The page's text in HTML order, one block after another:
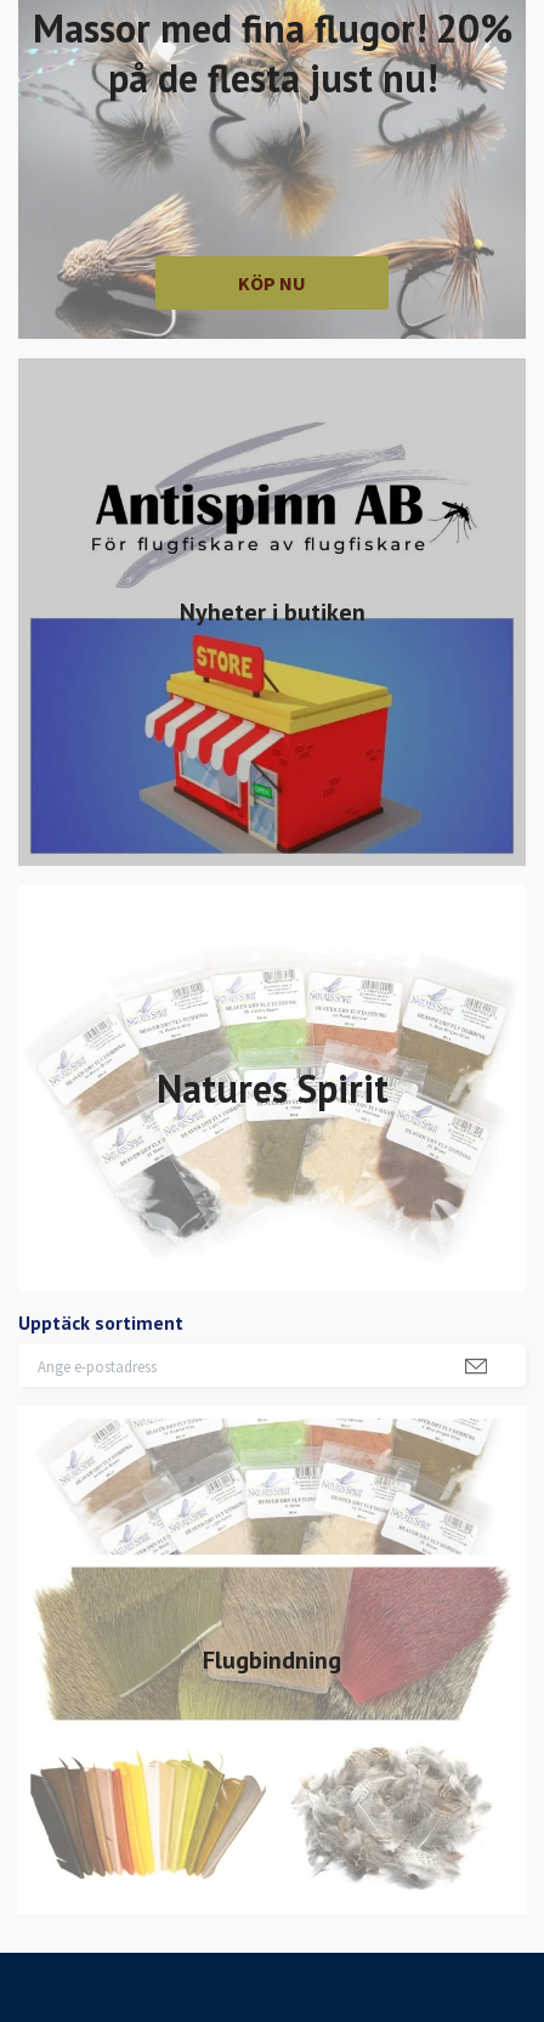
Massor med fina flugor! 20%
på de flesta just nu!
KÖP NU
Nyheter i butiken
Natures Spirit
Upptäck sortiment
Flugbindning